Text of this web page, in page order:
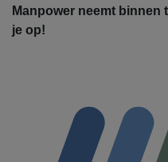
Manpower neemt binnen
je op!